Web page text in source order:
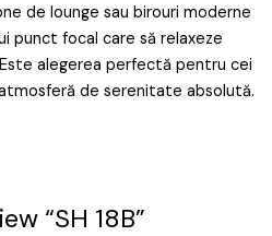
de lounge sau birouri moderne
punct focal care să relaxeze
alegerea perfectă pentru cei
de serenitate absolută.
“SH 18B”